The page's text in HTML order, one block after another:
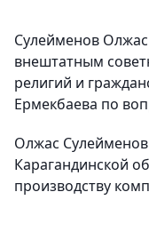
Сулейменов
внештатным
религий и
Ермекбаева по
Олжас
Карагандинской
производству